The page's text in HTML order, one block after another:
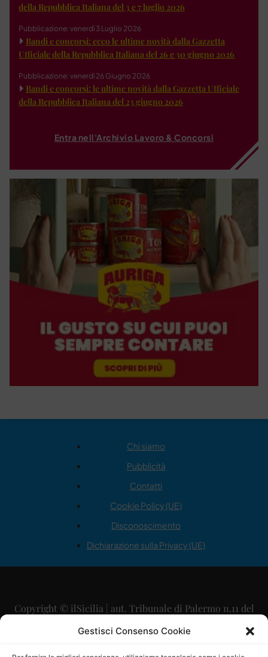
Gestisci Consenso Cookie
della Repubblica Italiana del 3 e 7 luglio 2026
Pubblicazione: venerdì 3 Luglio 2026
Bandi e concorsi: ecco le ultime novità dalla Gazzetta
Ufficiale della Repubblica Italiana del 26 e 30 giugno 2026
Pubblicazione: venerdì 26 Giugno 2026
Bandi e concorsi: le ultime novità dalla Gazzetta Ufficiale
della Repubblica Italiana del 23 giugno 2026
Entra nell'Archivio Lavoro & Concorsi
Chi siamo
Pubblicità
Contatti
Cookie Policy (UE)
Disconoscimento
Dichiarazione sulla Privacy (UE)
Copyright © ilSicilia | aut. Tribunale di Palermo n.11 del
29/09/2015